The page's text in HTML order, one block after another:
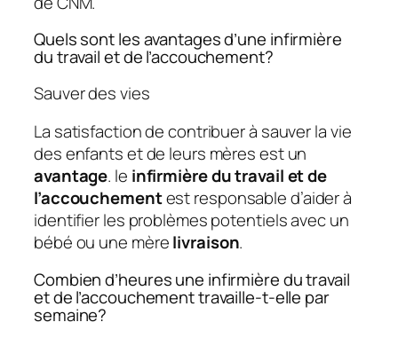
Quels sont les avantages d’une infirmière
du travail et de l’accouchement?
Sauver des vies
La satisfaction de contribuer à sauver la vie
des enfants et de leurs mères est un
avantage. le infirmière du travail et de
l’accouchementest responsable d’aider à
identifier les problèmes potentiels avec un
bébé ou une mèrelivraison.
Combien d’heures une infirmière du travail
et de l’accouchement travaille-t-elle par
semaine?